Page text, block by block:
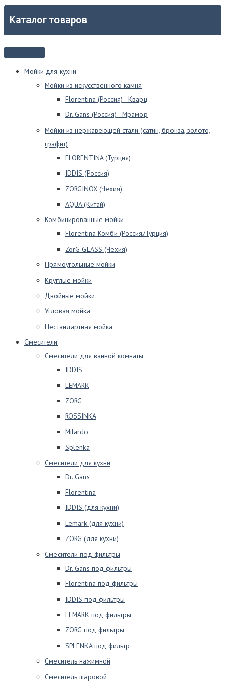
Каталог товаров
Мойки для кухни
Мойки из искусственного камня
Florentina (Россия) - Кварц
Dr. Gans (Россия) - Мрамор
Мойки из нержавеющей стали (сатин, бронза, золото,
графит)
FLORENTINA (Турция)
IDDIS (Россия)
ZORGINOX (Чехия)
AQUA (Китай)
Комбинированные мойки
Florentina Комби (Россия/Турция)
ZorG GLASS (Чехия)
Прямоугольные мойки
Круглые мойки
Двойные мойки
Угловая мойка
Нестандартная мойка
Смесители
Смесители для ванной комнаты
IDDIS
LEMARK
ZORG
ROSSINKA
Milardo
Splenka
Смесители для кухни
Dr. Gans
Florentina
IDDIS (для кухни)
Lemark (для кухни)
ZORG (для кухни)
Смесители под фильтры
Dr. Gans под фильтры
Florentina под фильтры
IDDIS под фильтры
LEMARK под фильтры
ZORG под фильтры
SPLENKA под фильтр
Смеситель нажимной
Смеситель шаровой
вариаций.
выбрать